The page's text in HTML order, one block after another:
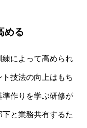
める
によって高められ
技法の向上はもち
作りを学ぶ研修が
と業務共有するた